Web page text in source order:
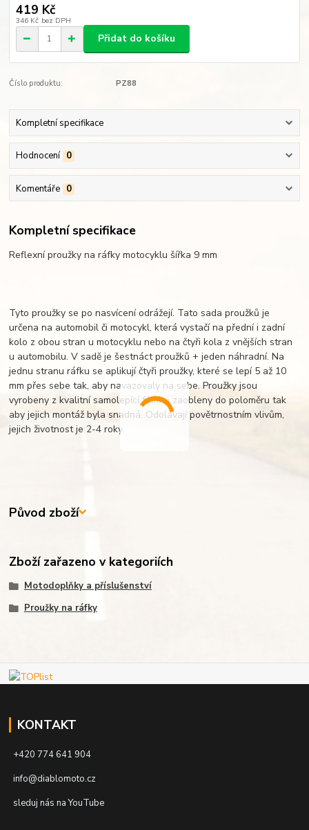
419 Kč
346 Kč bez DPH
Přidat do košíku
Číslo produktu: PZ88
Kompletní specifikace
Hodnocení 0
Komentáře 0
Kompletní specifikace
Reflexní proužky na ráfky motocyklu šířka 9 mm
Tyto proužky se po nasvícení odrážejí. Tato sada proužků je
určena na automobil či motocykl, která vystačí na přední i zadní
kolo z obou stran u motocyklu nebo na čtyři kola z vnějších stran
u automobilu. V sadě je šestnáct proužků + jeden náhradní. Na
jednu stranu ráfku se aplikují čtyři proužky, které se lepí 5 až 10
mm přes sebe tak, aby navazovaly na sebe. Proužky jsou
vyrobeny z kvalitní samolepící fólie a zaobleny do poloměru tak
aby jejich montáž byla snadná. Odolávají povětrnostním vlivům,
jejich životnost je 2-4 roky.
Původ zboží
Zboží zařazeno v kategoriích
Motodoplňky a příslušenství
Proužky na ráfky
KONTAKT
+420 774 641 904
info@diablomoto.cz
sleduj nás na YouTube